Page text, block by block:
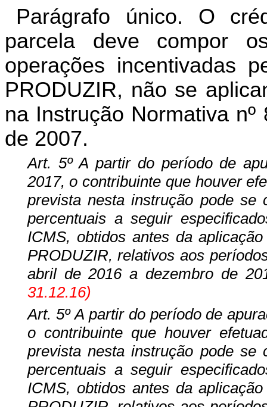
Parágrafo único. O
parcela deve compor
operações incentivadas
PRODUZIR, não se
na Instrução Normativa
de 2007.
Art. 5º A partir do período de
2017, o contribuinte que houver
prevista nesta instrução pode se
percentuais a seguir
ICMS, obtidos antes da
PRODUZIR, relativos aos
abril de 2016 a dezembro de
31.12.16)
Art. 5º A partir do período de
o contribuinte que houver
prevista nesta instrução pode se
percentuais a seguir
ICMS, obtidos antes da